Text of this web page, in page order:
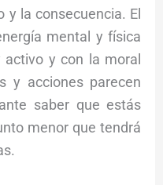
y la consecuencia. El
mental y física
y con la moral
y acciones parecen
saber que estás
menor que tendrá